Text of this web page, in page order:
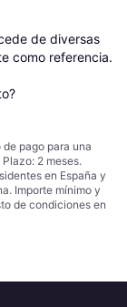
de diversas
como referencia.
pago para una
2 meses.
en España y
Importe mínimo y
de condiciones en